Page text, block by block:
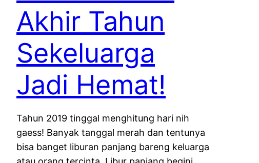
Akhir Tahun
Sekeluarga
Jadi Hemat!
Tahun 2019 tinggal menghitung hari nih
gaess! Banyak tanggal merah dan tentunya
bisa banget liburan panjang bareng keluarga